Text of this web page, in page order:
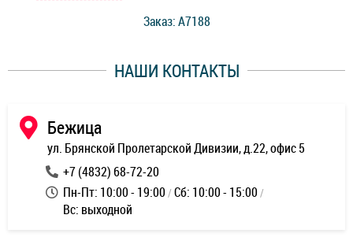
работы и оперативность!Заказ: A7188
НАШИ КОНТАКТЫ
Бежица
ул. Брянской Пролетарской Дивизии, д.22, офис 5
+7 (4832) 68-72-20
Пн-Пт: 10:00 - 19:00 Сб: 10:00 - 15:00
Вс: выходной